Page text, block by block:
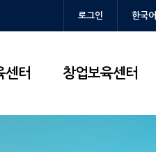
로그인 한국어
센터 창업보육센터